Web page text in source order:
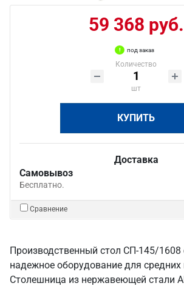
59 368 руб.
под заказ
Количество
шт
КУПИТЬ
Доставка
Самовывоз
Бесплатно.
Сравнение
Производственный стол СП-145/1608
надежное оборудование для средних
Столешница из нержавеющей стали